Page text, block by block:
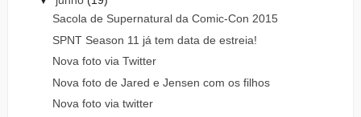
Sacola de Supernatural da Comic-Con 2015
SPNT Season 11 já tem data de estreia!
Nova foto via Twitter
Nova foto de Jared e Jensen com os filhos
Nova foto via twitter